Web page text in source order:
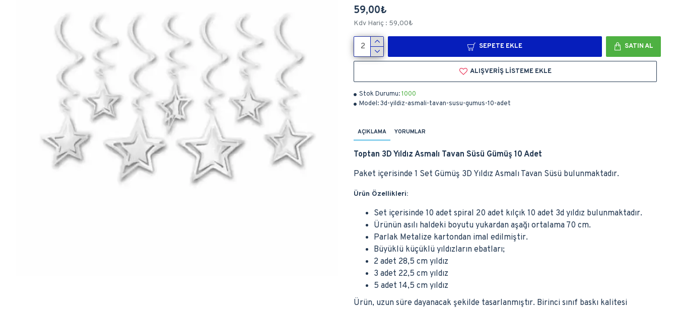
Stok Durumu:1000
Model:3d-yildiz-asmali-tavan-susu-gumus-10-adet
59,00₺
Kdv Hariç : 59,00₺
SEPETE EKLE SATIN AL
ALIŞVERIŞ LISTEME EKLE
AÇIKLAMA YORUMLAR
Toptan 3D Yıldız Asmalı Tavan Süsü Gümüş 10 Adet
Paket içerisinde 1 Set Gümüş 3D Yıldız Asmalı Tavan Süsü bulunmaktadır.
Ürün Özellikleri:
Set içerisinde 10 adet spiral 20 adet kılçık 10 adet 3d yıldız bulunmaktadır.
Ürünün asılı haldeki boyutu yukardan aşağı ortalama 70 cm.
Parlak Metalize kartondan imal edilmiştir.
Büyüklü küçüklü yıldızların ebatları;
2 adet 28,5 cm yıldız
3 adet 22,5 cm yıldız
5 adet 14,5 cm yıldız
Ürün, uzun süre dayanacak şekilde tasarlanmıştır. Birinci sınıf baskı kalitesi